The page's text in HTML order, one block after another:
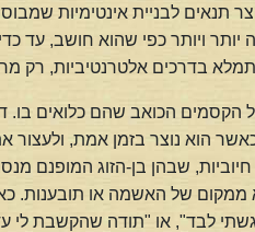
תנאים לבניית אינטימיות
ויותר כפי שהוא חושב, עד
בדרכים אלטרנטיביות, רק
הקסמים הכואב שהם כלואים בו.
הוא נוצר בזמן אמת,
שבהן בן-הזוג
של האשמה או תובענות.
לבד", או "תודה שהקשבת